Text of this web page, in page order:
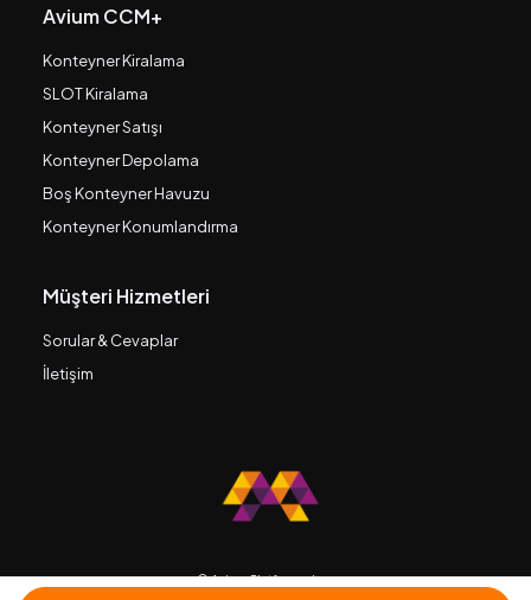
Avium CCM+
Konteyner Kiralama
SLOT Kiralama
Konteyner Satışı
Konteyner Depolama
Boş Konteyner Havuzu
Konteyner Konumlandırma
Müşteri Hizmetleri
Sorular & Cevaplar
İletişim
© Avium Platforms, Inc.